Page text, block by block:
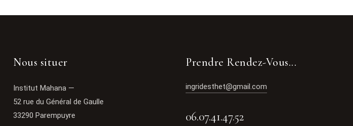
Nous situer
Institut Mahana —
52 rue du Général de Gaulle
33290 Parempuyre
Prendre Rendez-Vous...
ingridesthet@gmail.com
06.07.41.47.52